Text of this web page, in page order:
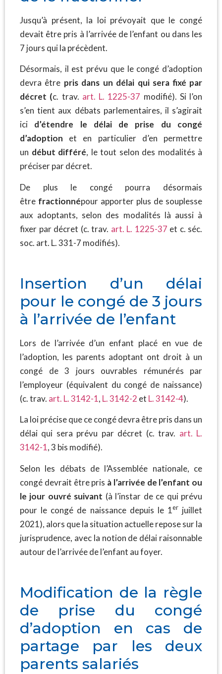
Jusqu’à présent, la loi prévoyait que le congé
devait être pris à l’arrivée de l’enfant ou dans les
7 jours qui la précèdent.
Désormais, il est prévu que le congé d’adoption
devra être pris dans un délai qui sera fixé par
décret (c. trav. art. L. 1225-37 modifié). Si l’on
s’en tient aux débats parlementaires, il s’agirait
ici d’étendre le délai de prise du congé
d’adoption et en particulier d’en permettre
un début différé, le tout selon des modalités à
préciser par décret.
De plus le congé pourra désormais
être fractionnépour apporter plus de souplesse
aux adoptants, selon des modalités là aussi à
fixer par décret (c. trav. art. L. 1225-37 et c. séc.
soc. art. L. 331-7 modifiés).
Insertion d’un délai
pour le congé de 3 jours
à l’arrivée de l’enfant
Lors de l’arrivée d’un enfant placé en vue de
l’adoption, les parents adoptant ont droit à un
congé de 3 jours ouvrables rémunérés par
l’employeur (équivalent du congé de naissance)
(c. trav. art. L. 3142-1, L. 3142-2 et L. 3142-4).
La loi précise que ce congé devra être pris dans un
délai qui sera prévu par décret (c. trav. art. L.
3142-1, 3 bis modifié).
Selon les débats de l’Assemblée nationale, ce
congé devrait être pris à l’arrivée de l’enfant ou
le jour ouvré suivant (à l’instar de ce qui prévu
pour le congé de naissance depuis le 1erjuillet
2021), alors que la situation actuelle repose sur la
jurisprudence, avec la notion de délai raisonnable
autour de l’arrivée de l’enfant au foyer.
Modification de la règle
de prise du congé
d’adoption en cas de
partage par les deux
parents salariés